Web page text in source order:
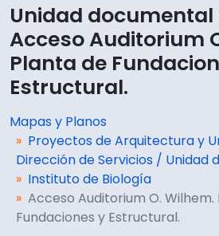
Unidad
Acceso Auditorium
Planta de
Estructural.
Mapas y Planos
Proyectos de Arquitectura y
Dirección de Servicios / Unidad
Instituto de Biología
Acceso Auditorium O. Wilhem.
Fundaciones y Estructural.